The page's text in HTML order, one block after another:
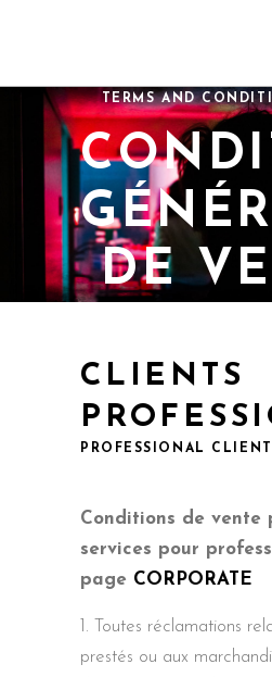
TERMS AND
DE
CLIENTS
PROFESSIONAL
Conditions de vente
services pour
page CORPORATE
Toutes réclamations
prestés ou aux